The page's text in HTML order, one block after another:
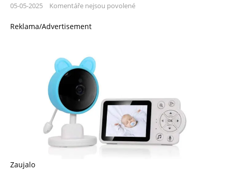
05-05-2025 Komentáře nejsou povolené
Reklama/Advertisement
Zaujalo